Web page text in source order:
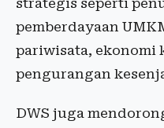
strategis seperti
pemberdayaan
pariwisata, ekonomi
pengurangan
DWS juga